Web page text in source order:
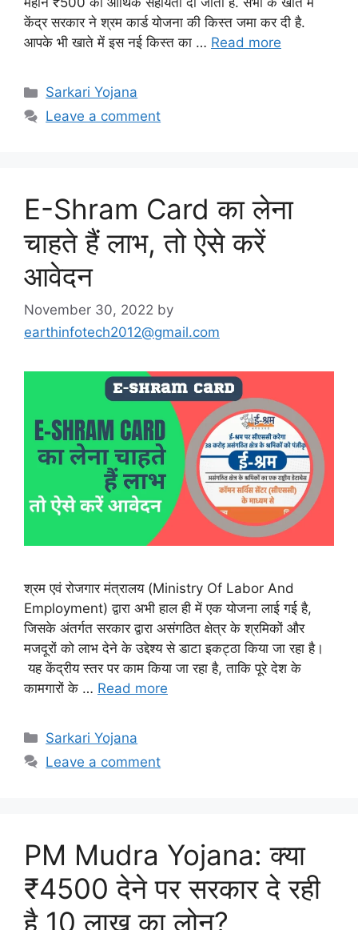
केंद्र सरकार ने श्रम कार्ड योजना की किस्त जमा कर दी है.
आपके भी खाते में इस नई किस्त का … Read more
Categories
Sarkari Yojana
Leave a comment
E-Shram Card का लेना
चाहते हैं लाभ, तो ऐसे करें
आवेदन
November 30, 2022 by
earthinfotech2012@gmail.com
श्रम एवं रोजगार मंत्रालय (Ministry Of Labor And
Employment) द्वारा अभी हाल ही में एक योजना लाई गई है,
जिसके अंतर्गत सरकार द्वारा असंगठित क्षेत्र के श्रमिकों और
मजदूरों को लाभ देने के उद्देश्य से डाटा इकट्ठा किया जा रहा है।
यह केंद्रीय स्तर पर काम किया जा रहा है, ताकि पूरे देश के
कामगारों के … Read more
Categories
Sarkari Yojana
Leave a comment
PM Mudra Yojana: क्या
₹4500 देने पर सरकार दे रही
है 10 लाख का लोन?